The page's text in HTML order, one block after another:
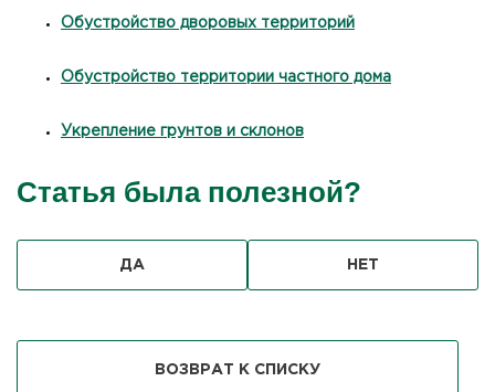
Обустройство дворовых территорий
Обустройство территории частного дома
Укрепление грунтов и склонов
Статья была полезной?
ДА НЕТ
ВОЗВРАТ К СПИСКУ